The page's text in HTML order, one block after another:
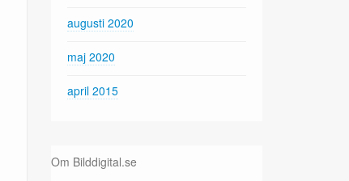
augusti 2020
maj 2020
april 2015
Om Bilddigital.se